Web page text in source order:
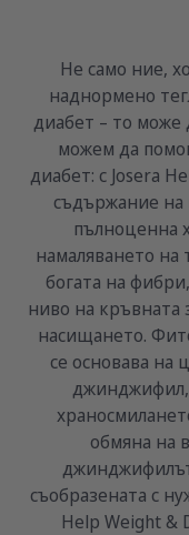
Не само ние,
наднормено
диабет – то може
можем да
диабет: с Josera
съдържание на
пълноценна
намаляването на
богата на
ниво на кръвната
насищането.
се основава на
джинджифил,
обмяна на
съобразената с
Help Weight &